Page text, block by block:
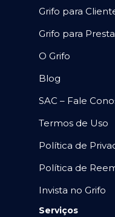
Grifo para
Grifo para
O Grifo
Blog
SAC – Fale
Termos de Uso
Política de
Política de
Invista no Grifo
Serviços